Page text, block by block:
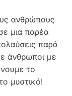
ανθρώπους
μια παρέα
παρά
άνθρωποι με
το
μυστικό!